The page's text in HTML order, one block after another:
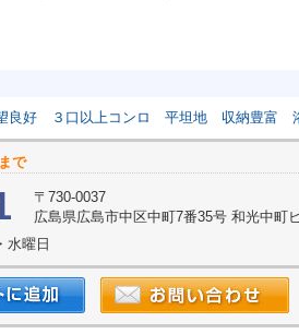
良好 ３口以上コンロ 平坦地 収納豊富
で
〒730-0037
広島県広島市中区中町7番35号 和光中町
水曜日